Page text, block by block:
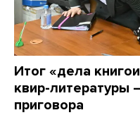
Итог «дела
квир-литературы
приговора